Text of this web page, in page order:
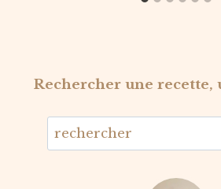
Rechercher une recette,